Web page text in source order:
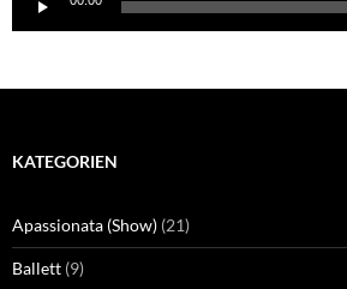
KATEGORIEN
Apassionata (Show) (21)
Ballett (9)